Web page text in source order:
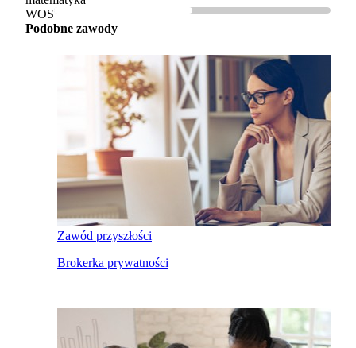
WOS
Podobne zawody
Zawód przyszłości
Brokerka prywatności